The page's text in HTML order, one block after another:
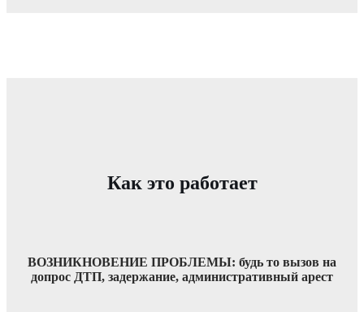
Как это работает
ВОЗНИКНОВЕНИЕ ПРОБЛЕМЫ: будь то вызов на
допрос ДТП, задержание, административный арест